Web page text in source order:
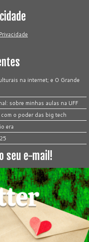
na internet; e O Grande
sobre minhas aulas na UFF
o poder das big tech
era
seu e-mail!